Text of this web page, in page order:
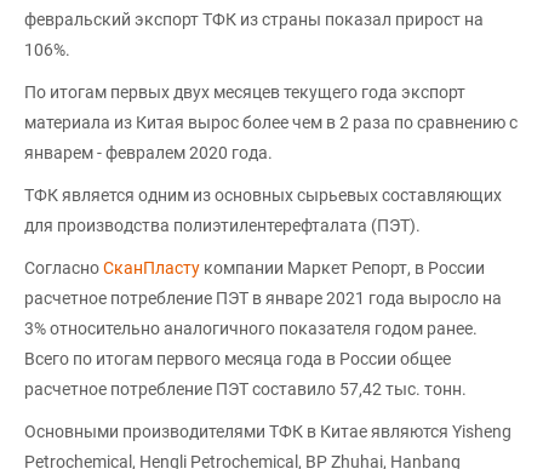
февральский экспорт ТФК из страны показал прирост на
106%.
По итогам первых двух месяцев текущего года экспорт
материала из Китая вырос более чем в 2 раза по сравнению с
январем - февралем 2020 года.
ТФК является одним из основных сырьевых составляющих
для производства полиэтилентерефталата (ПЭТ).
СогласноСканПласту компании Маркет Репорт, в России
расчетное потребление ПЭТ в январе 2021 года выросло на
3% относительно аналогичного показателя годом ранее.
Всего по итогам первого месяца года в России общее
расчетное потребление ПЭТ составило 57,42 тыс. тонн.
Основными производителями ТФК в Китае являются Yisheng
Petrochemical, Hengli Petrochemical, BP Zhuhai, Hanbang